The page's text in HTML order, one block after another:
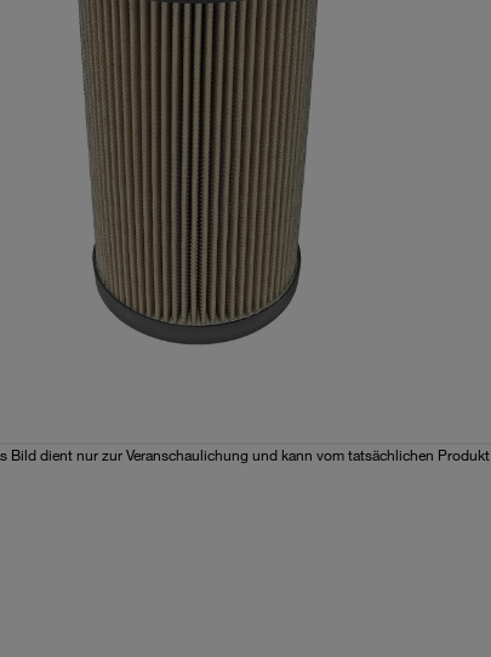
Bild dient nur zur Veranschaulichung und kann vom tatsächlichen Produkt